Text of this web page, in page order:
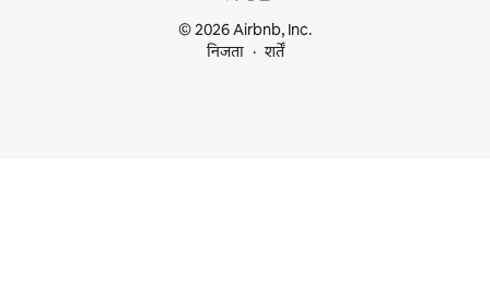
© 2026 Airbnb, Inc.
निजता
शर्तें